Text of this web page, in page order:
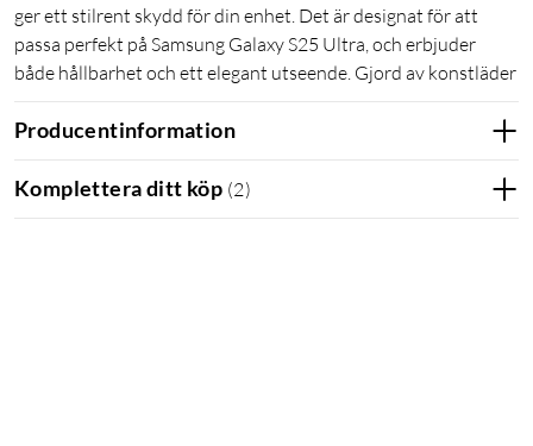
ger ett stilrent skydd för din enhet. Det är designat för att
passa perfekt på Samsung Galaxy S25 Ultra, och erbjuder
både hållbarhet och ett elegant utseende. Gjord av konstläder
Producentinformation
Komplettera ditt köp (2)